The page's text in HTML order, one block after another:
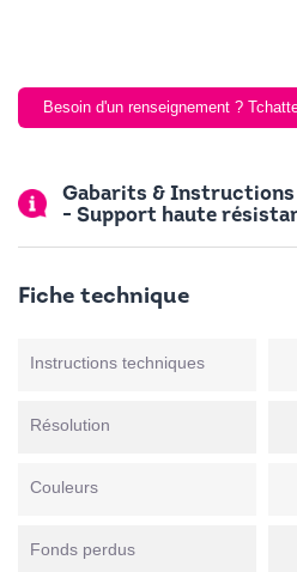
Besoin d'un renseignement ?
Gabarits &
- Support haute
Fiche technique
Instructions techniques
Résolution
Couleurs
Fonds perdus